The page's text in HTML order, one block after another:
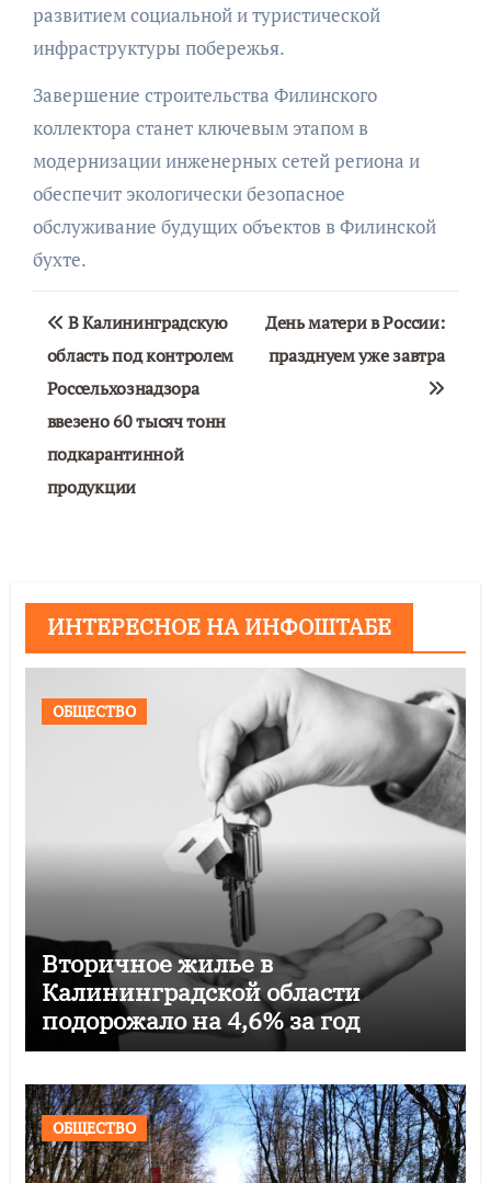
развитием социальной и туристической
инфраструктуры побережья.
Завершение строительства Филинского
коллектора станет ключевым этапом в
модернизации инженерных сетей региона и
обеспечит экологически безопасное
обслуживание будущих объектов в Филинской
бухте.
Навигация
по
записям
В Калининградскую
область под контролем
Россельхознадзора
ввезено 60 тысяч тонн
подкарантинной
продукции
День матери в России:
празднуем уже завтра
ИНТЕРЕСНОЕ НА ИНФОШТАБЕ
ОБЩЕСТВО
Вторичное жилье в
Калининградской области
подорожало на 4,6% за год
ОБЩЕСТВО